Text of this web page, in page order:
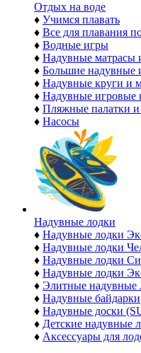
Отдых на воде
♦ Учимся плавать
♦ Все для плавания
♦ Водные игры
♦ Надувные матрасы
♦ Большие надувные
♦ Надувные круги и
♦ Надувные игровые
♦ Пляжные палатки и
♦ Насосы
Надувные лодки
♦ Надувные лодки
♦ Надувные лодки
♦ Надувные лодки
♦ Надувные лодки
♦ Элитные надувные
♦ Надувные байдарки
♦ Надувные доски
♦ Детские надувные
♦ Аксессуары для